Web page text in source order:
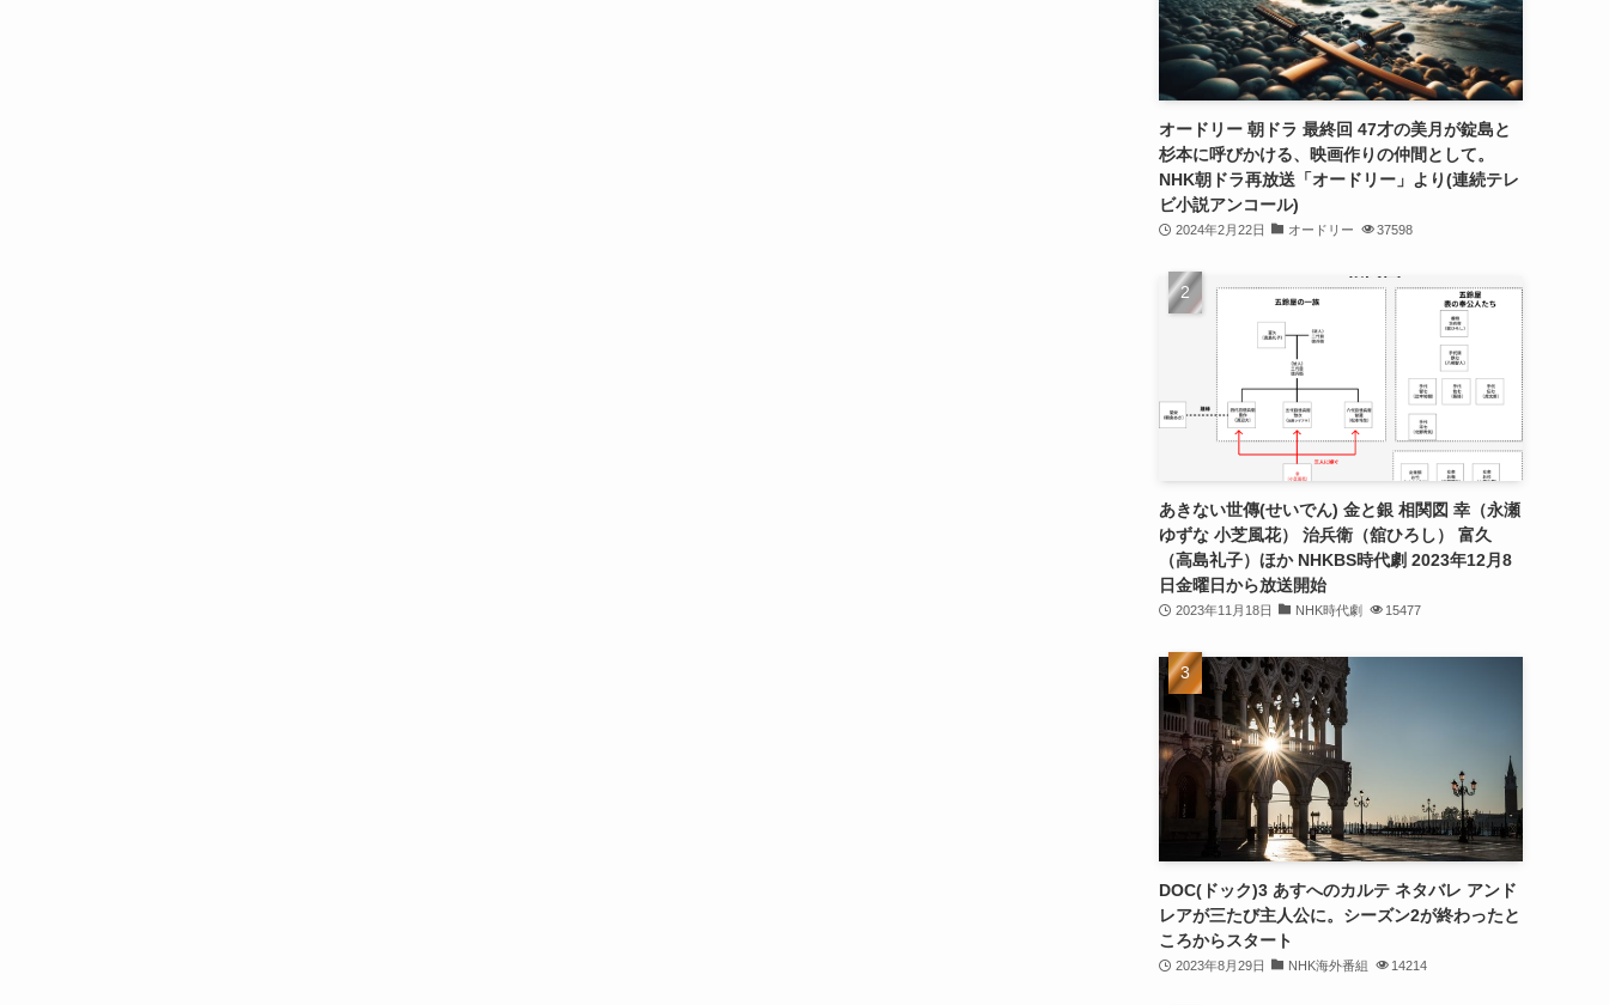
オードリー 朝ドラ 最終回 47才の美月が錠島と
杉本に呼びかける、映画作りの仲間として。
NHK朝ドラ再放送「オードリー」より(連続テレ
ビ小説アンコール)
2024年2月22日 オードリー 37598
あきない世傳(せいでん) 金と銀 相関図 幸（永瀬
ゆずな 小芝風花） 治兵衛（舘ひろし） 富久
（高島礼子）ほか NHKBS時代劇 2023年12月8
日金曜日から放送開始
2023年11月18日 NHK時代劇 15477
DOC(ドック)3 あすへのカルテ ネタバレ アンド
レアが三たび主人公に。シーズン2が終わったと
ころからスタート
2023年8月29日 NHK海外番組 14214